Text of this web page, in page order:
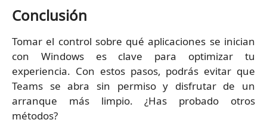
Conclusión
Tomar el control sobre qué aplicaciones se inician
con Windows es clave para optimizar tu
experiencia. Con estos pasos, podrás evitar que
Teams se abra sin permiso y disfrutar de un
arranque más limpio. ¿Has probado otros
métodos?